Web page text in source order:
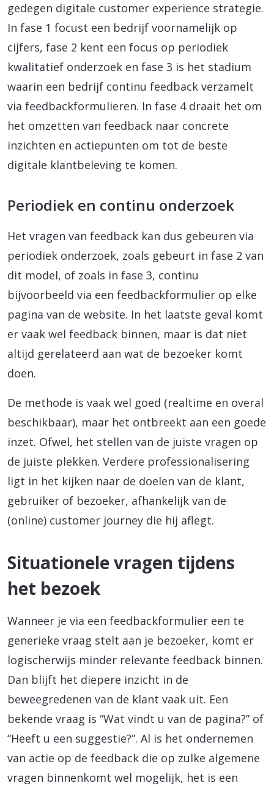
gedegen digitale customer experience strategie.
In fase 1 focust een bedrijf voornamelijk op
cijfers, fase 2 kent een focus op periodiek
kwalitatief onderzoek en fase 3 is het stadium
waarin een bedrijf continu feedback verzamelt
via feedbackformulieren. In fase 4 draait het om
het omzetten van feedback naar concrete
inzichten en actiepunten om tot de beste
digitale klantbeleving te komen.
Periodiek en continu onderzoek
Het vragen van feedback kan dus gebeuren via
periodiek onderzoek, zoals gebeurt in fase 2 van
dit model, of zoals in fase 3, continu
bijvoorbeeld via een feedbackformulier op elke
pagina van de website. In het laatste geval komt
er vaak wel feedback binnen, maar is dat niet
altijd gerelateerd aan wat de bezoeker komt
doen.
De methode is vaak wel goed (realtime en overal
beschikbaar), maar het ontbreekt aan een goede
inzet. Ofwel, het stellen van de juiste vragen op
de juiste plekken. Verdere professionalisering
ligt in het kijken naar de doelen van de klant,
gebruiker of bezoeker, afhankelijk van de
(online) customer journey die hij aflegt.
Situationele vragen tijdens
het bezoek
Wanneer je via een feedbackformulier een te
generieke vraag stelt aan je bezoeker, komt er
logischerwijs minder relevante feedback binnen.
Dan blijft het diepere inzicht in de
beweegredenen van de klant vaak uit. Een
bekende vraag is “Wat vindt u van de pagina?” of
“Heeft u een suggestie?”. Al is het ondernemen
van actie op de feedback die op zulke algemene
vragen binnenkomt wel mogelijk, het is een